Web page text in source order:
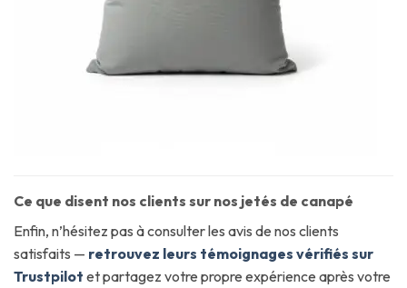
Ce que disent nos clients sur nos jetés de canapé
Enfin, n’hésitez pas à consulter les avis de nos clients
satisfaits — retrouvez leurs témoignages vérifiés sur
Trustpilot et partagez votre propre expérience après votre